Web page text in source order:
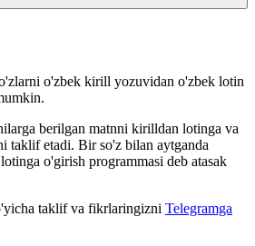
o'zbek kirill yozuvidan o'zbek lotin
berilgan matnni kirilldan lotinga va
taklif etadi. Bir so'z bilan aytganda
o'girish programmasi deb atasak
taklif va fikrlaringizni Telegramga